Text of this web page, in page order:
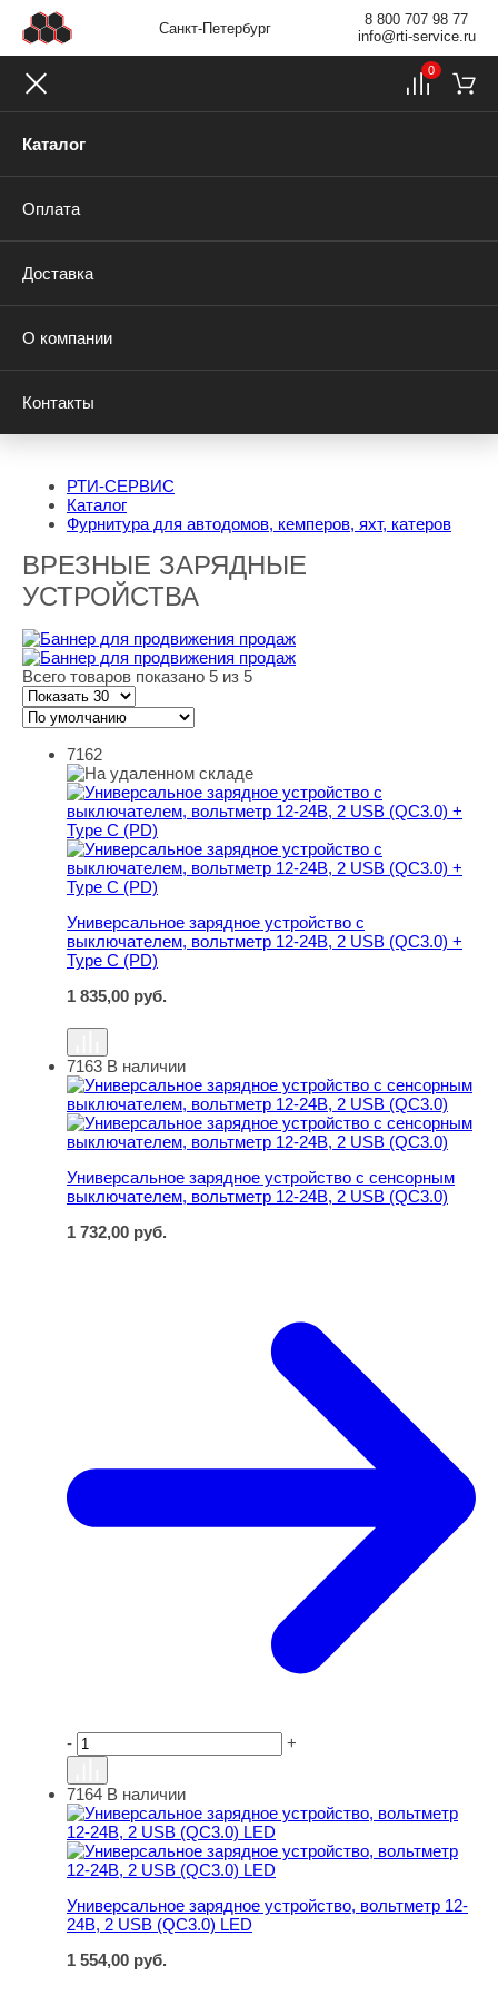
Санкт-Петербург
8 800 707 98 77
info@rti-service.ru
Каталог
Оплата
Доставка
О компании
Контакты
0
РТИ-СЕРВИС
Каталог
Фурнитура для автодомов, кемперов, яхт, катеров
ВРЕЗНЫЕ ЗАРЯДНЫЕ
УСТРОЙСТВА
Всего товаров показано 5 из 5
Универсальное зарядное устройство с
7162
Универсальное зарядное устройство с
выключателем, вольтметр 12-24В, 2 USB (QC3.0) +
Type C (PD)
1 835,00 руб.
Универсальное зарядное устройство с сенсорным
7163 В наличии
Универсальное зарядное устройство с сенсорным
выключателем, вольтметр 12-24В, 2 USB (QC3.0)
1 732,00 руб.
- +
Универсальное зарядное устройство, вольтметр 12-
7164 В наличии
Универсальное зарядное устройство, вольтметр 12-
24В, 2 USB (QC3.0) LED
1 554,00 руб.